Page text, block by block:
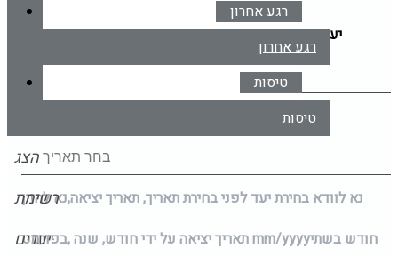
רגע אחרון
רגע אחרון
טיסות
טיסות
יעדהקלד יעד או עבור לכפתור הבא לבחירת יעד מרשימה
הצג
רשימת
יעדים
נא לוודא בחירת יעד לפני בחירת תאריך,תאריך יציאה,נא להזין
mm/yyyyחודש בשתי